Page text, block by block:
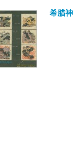
希腊